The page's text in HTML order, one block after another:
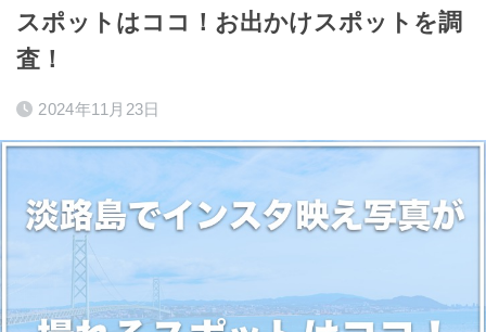
スポットはココ！お出かけスポットを調
査！
2024年11月23日